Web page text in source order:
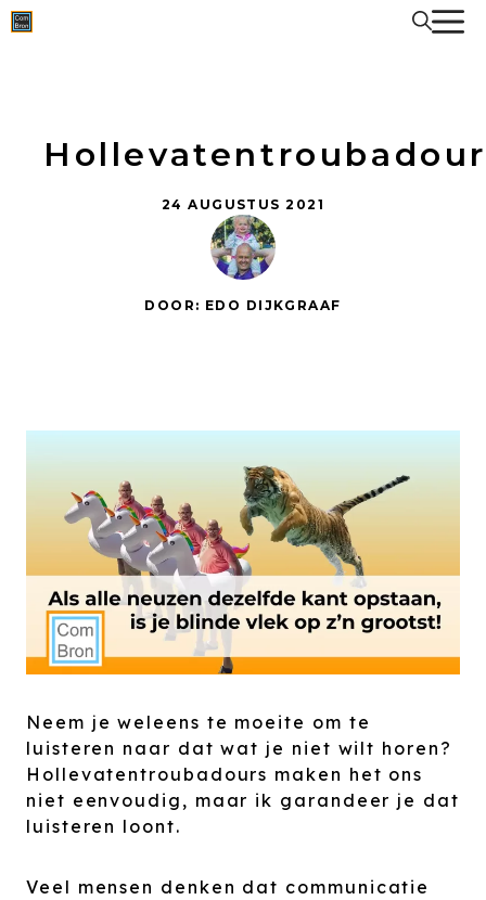
Spring
naar
24 AUGUSTUS 2021
DOOR: EDO DIJKGRAAF
Neem je weleens te moeite om te
luisteren naar dat wat je niet wilt horen?
Hollevatentroubadours maken het ons
niet eenvoudig, maar ik garandeer je dat
luisteren loont.
Veel mensen denken dat communicatie